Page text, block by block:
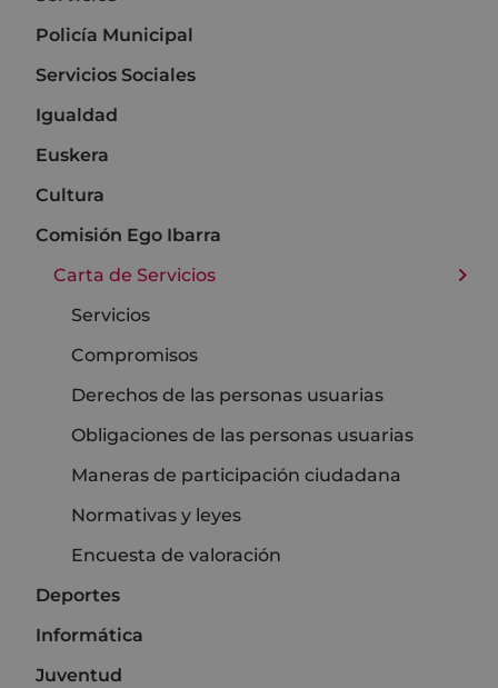
Policía Municipal
Servicios Sociales
Igualdad
Euskera
Cultura
Comisión Ego Ibarra
Carta de Servicios
Servicios
Compromisos
Derechos de las personas usuarias
Obligaciones de las personas usuarias
Maneras de participación ciudadana
Normativas y leyes
Encuesta de valoración
Deportes
Informática
Juventud